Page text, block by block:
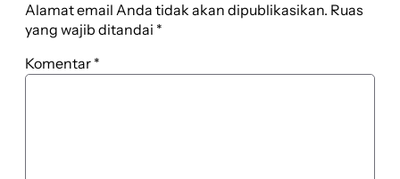
Alamat email Anda tidak akan dipublikasikan. Ruas
yang wajib ditandai *
Komentar *